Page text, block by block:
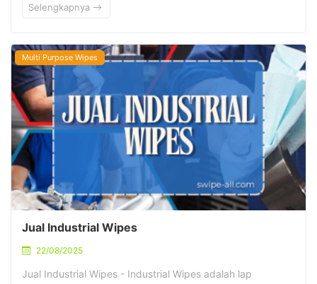
Selengkapnya
Multi Purpose Wipes
Jual Industrial Wipes
22/08/2025
Jual Industrial Wipes - Industrial Wipes adalah lap